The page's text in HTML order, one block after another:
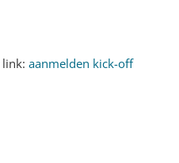
link: aanmelden kick-off